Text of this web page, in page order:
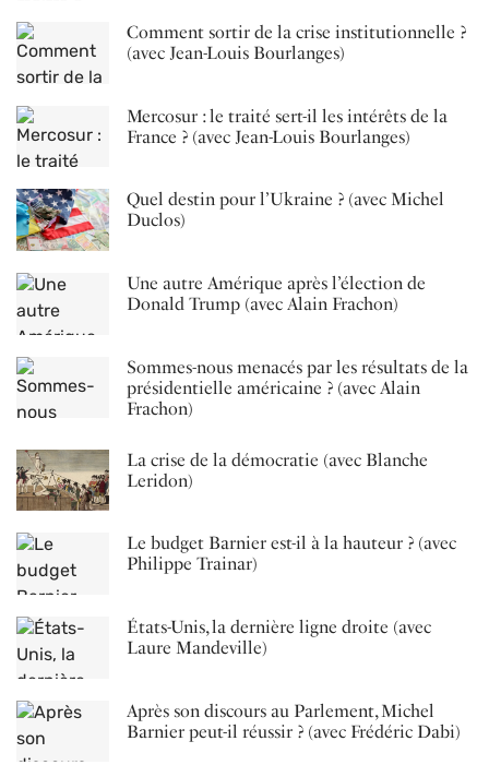
Comment sortir de la crise institutionnelle ?
(avec Jean-Louis Bourlanges)
Mercosur : le traité sert-il les intérêts de la
France ? (avec Jean-Louis Bourlanges)
Quel destin pour l’Ukraine ? (avec Michel
Duclos)
Une autre Amérique après l’élection de
Donald Trump (avec Alain Frachon)
Sommes-nous menacés par les résultats de la
présidentielle américaine ? (avec Alain
Frachon)
La crise de la démocratie (avec Blanche
Leridon)
Le budget Barnier est-il à la hauteur ? (avec
Philippe Trainar)
États-Unis, la dernière ligne droite (avec
Laure Mandeville)
Après son discours au Parlement, Michel
Barnier peut-il réussir ? (avec Frédéric Dabi)